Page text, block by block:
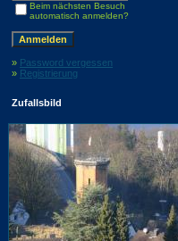
Beim nächsten Besuch
automatisch anmelden?
» Password vergessen
» Registrierung
Zufallsbild